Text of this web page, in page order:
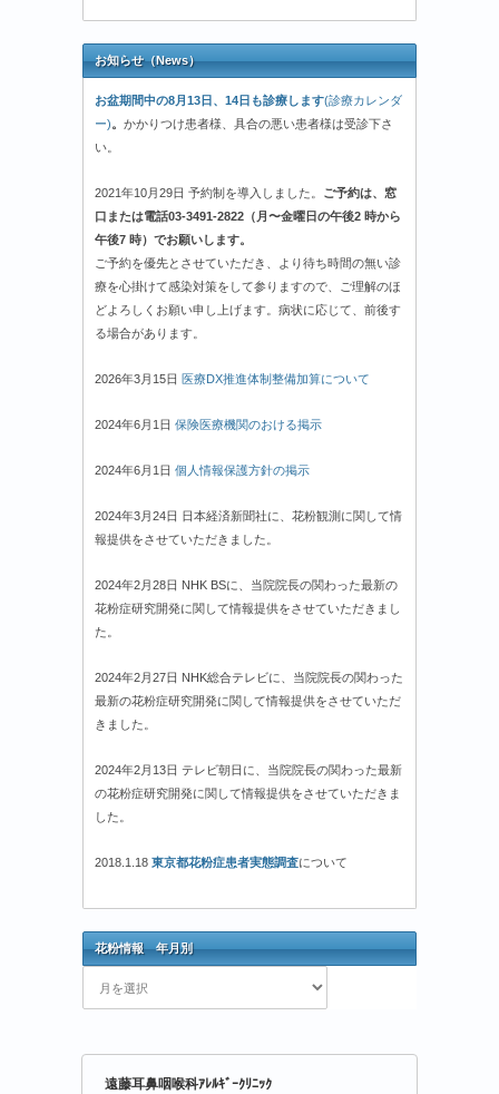
お知らせ（News）
お盆期間中の8月13日、14日も診療します(診療カレンダ
ー)。 かかりつけ患者様、具合の悪い患者様は受診下さ
い。
2021年10月29日 予約制を導入しました。 ご予約は、窓
口または電話03-3491-2822（月〜金曜日の午後2 時から
午後7 時）でお願いします。
ご予約を優先とさせていただき、より待ち時間の無い診
療を心掛けて感染対策をして参りますので、ご理解のほ
どよろしくお願い申し上げます。病状に応じて、前後す
る場合があります。
2026年3月15日 医療DX推進体制整備加算について
2024年6月1日 保険医療機関のおける掲示
2024年6月1日 個人情報保護方針の掲示
2024年3月24日 日本経済新聞社に、花粉観測に関して情
報提供をさせていただきました。
2024年2月28日 NHK BSに、当院院長の関わった最新の
花粉症研究開発に関して情報提供をさせていただきまし
た。
2024年2月27日 NHK総合テレビに、当院院長の関わった
最新の花粉症研究開発に関して情報提供をさせていただ
きました。
2024年2月13日 テレビ朝日に、当院院長の関わった最新
の花粉症研究開発に関して情報提供をさせていただきま
した。
2018.1.18 東京都花粉症患者実態調査について
花粉情報 年月別
花
粉
遠藤耳鼻咽喉科ｱﾚﾙｷﾞｰｸﾘﾆｯｸ